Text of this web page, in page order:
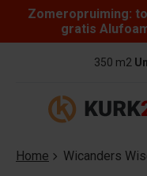
Skip to content
Zomeropruiming:
gratis
350 m2
Home Wicanders